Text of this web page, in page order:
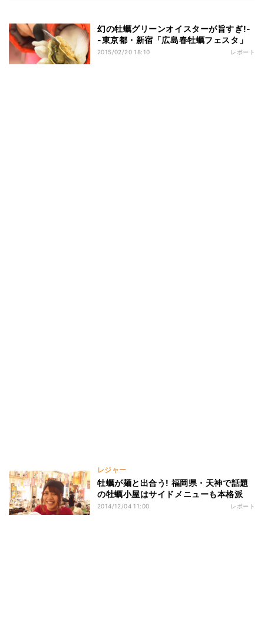
幻の牡蠣グリーンオイスターが旨すぎ!-
-東京都・新宿「広島春牡蠣フェスタ」
2015/02/20 18:10 レポート
レジャー
牡蠣が麺と出合う! 福岡県・天神で話題
の牡蠣小屋はサイドメニューも本格派
2014/12/04 11:00 レポート